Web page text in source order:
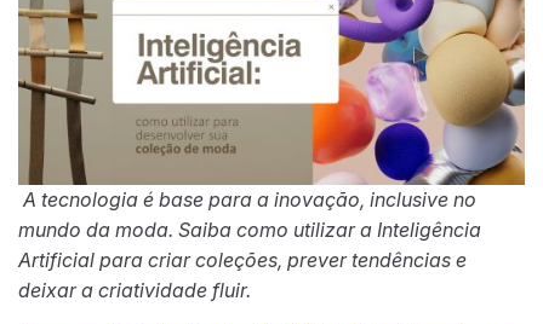
A tecnologia é base para a inovação, inclusive no
mundo da moda. Saiba como utilizar a Inteligência
Artificial para criar coleções, prever tendências e
deixar a criatividade fluir.